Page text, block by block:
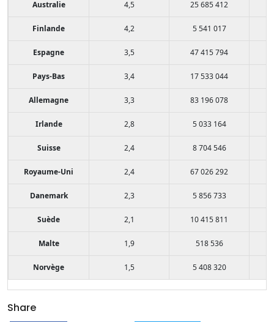
Australie 4,5 25 685 412
Finlande 4,2 5 541 017
Espagne 3,5 47 415 794
Pays-Bas 3,4 17 533 044
Allemagne 3,3 83 196 078
Irlande 2,8 5 033 164
Suisse 2,4 8 704 546
Royaume-Uni 2,4 67 026 292
Danemark 2,3 5 856 733
Suède 2,1 10 415 811
Malte 1,9 518 536
Norvège 1,5 5 408 320
Share